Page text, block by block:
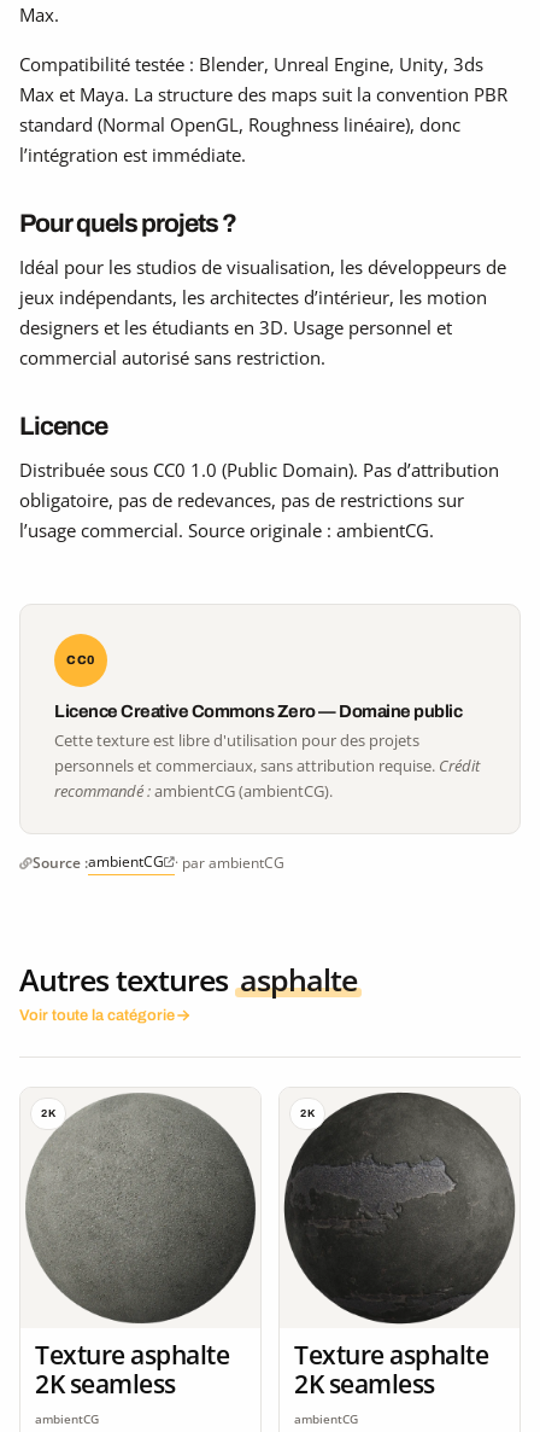
Max.
Compatibilité testée : Blender, Unreal Engine, Unity, 3ds
Max et Maya. La structure des maps suit la convention PBR
standard (Normal OpenGL, Roughness linéaire), donc
l’intégration est immédiate.
Pour quels projets ?
Idéal pour les studios de visualisation, les développeurs de
jeux indépendants, les architectes d’intérieur, les motion
designers et les étudiants en 3D. Usage personnel et
commercial autorisé sans restriction.
Licence
Distribuée sous CC0 1.0 (Public Domain). Pas d’attribution
obligatoire, pas de redevances, pas de restrictions sur
l’usage commercial. Source originale : ambientCG.
CC0
Licence Creative Commons Zero — Domaine public
Cette texture est libre d'utilisation pour des projets
personnels et commerciaux, sans attribution requise. Crédit
recommandé :ambientCG (ambientCG).
Source :ambientCG · par ambientCG
Autres textures asphalte
Voir toute la catégorie
2K
Texture asphalte
2K seamless
ambientCG
2K
Texture asphalte
2K seamless
ambientCG